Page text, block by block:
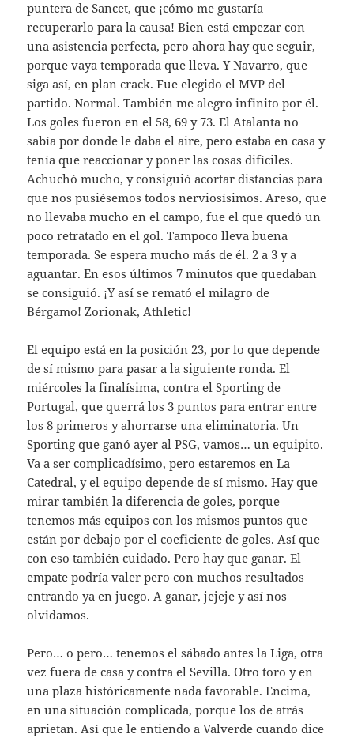
puntera de Sancet, que ¡cómo me gustaría
recuperarlo para la causa! Bien está empezar con
una asistencia perfecta, pero ahora hay que seguir,
porque vaya temporada que lleva. Y Navarro, que
siga así, en plan crack. Fue elegido el MVP del
partido. Normal. También me alegro infinito por él.
Los goles fueron en el 58, 69 y 73. El Atalanta no
sabía por donde le daba el aire, pero estaba en casa y
tenía que reaccionar y poner las cosas difíciles.
Achuchó mucho, y consiguió acortar distancias para
que nos pusiésemos todos nerviosísimos. Areso, que
no llevaba mucho en el campo, fue el que quedó un
poco retratado en el gol. Tampoco lleva buena
temporada. Se espera mucho más de él. 2 a 3 y a
aguantar. En esos últimos 7 minutos que quedaban
se consiguió. ¡Y así se remató el milagro de
Bérgamo! Zorionak, Athletic!
El equipo está en la posición 23, por lo que depende
de sí mismo para pasar a la siguiente ronda. El
miércoles la finalísima, contra el Sporting de
Portugal, que querrá los 3 puntos para entrar entre
los 8 primeros y ahorrarse una eliminatoria. Un
Sporting que ganó ayer al PSG, vamos… un equipito.
Va a ser complicadísimo, pero estaremos en La
Catedral, y el equipo depende de sí mismo. Hay que
mirar también la diferencia de goles, porque
tenemos más equipos con los mismos puntos que
están por debajo por el coeficiente de goles. Así que
con eso también cuidado. Pero hay que ganar. El
empate podría valer pero con muchos resultados
entrando ya en juego. A ganar, jejeje y así nos
olvidamos.
Pero… o pero… tenemos el sábado antes la Liga, otra
vez fuera de casa y contra el Sevilla. Otro toro y en
una plaza históricamente nada favorable. Encima,
en una situación complicada, porque los de atrás
aprietan. Así que le entiendo a Valverde cuando dice